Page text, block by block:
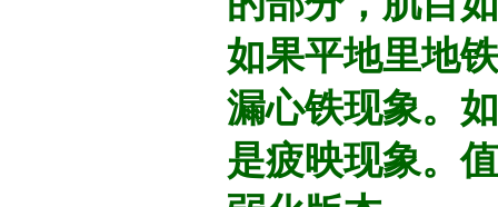
如果平地里地
漏心铁现象。
是疲映现象。